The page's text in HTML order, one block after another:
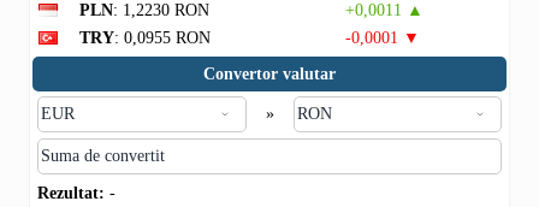
PLN: 1,2230 RON
+0,0011 ▲
TRY: 0,0955 RON
-0,0001 ▼
Convertor valutar
»
Rezultat: -